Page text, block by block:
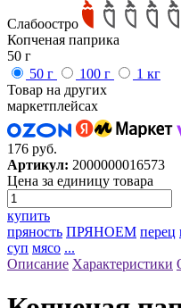
Слабоостро
Копченая паприка
50 г
50 г
100 г
1 кг
Товар на других
маркетплейсах
176 руб.
Артикул: 2000000016573
Цена за единицу товара
купить
пряность ПРЯНОЕМ перец
суп мясо ...
Описание Характеристики